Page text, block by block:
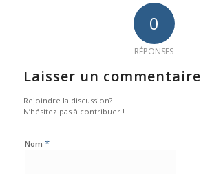
0
RÉPONSES
Laisser un commentaire
Rejoindre la discussion?
N’hésitez pas à contribuer !
Nom *